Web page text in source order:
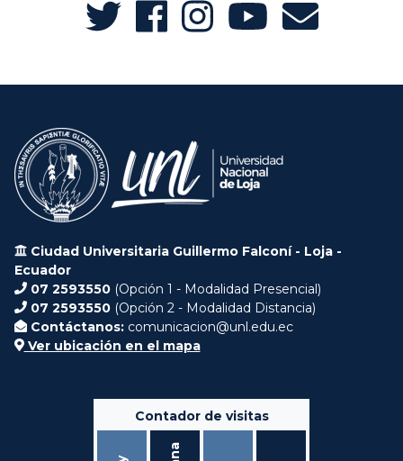
Ciudad Universitaria Guillermo Falconí - Loja -
Ecuador
07 2593550 (Opción 1 - Modalidad Presencial)
07 2593550 (Opción 2 - Modalidad Distancia)
Contáctanos: comunicacion@unl.edu.ec
Ver ubicación en el mapa
Contador de visitas